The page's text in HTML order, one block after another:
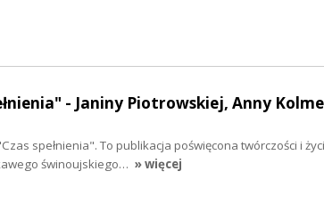
- Janiny Piotrowskiej, Anny
spełnienia". To publikacja poświęcona twórczości i
świnoujskiego… » więcej